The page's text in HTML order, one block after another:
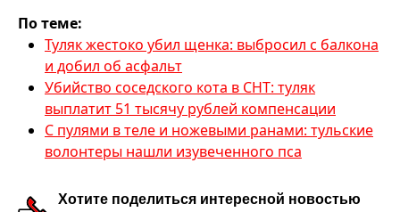
По теме:
Туляк жестоко убил щенка: выбросил с балкона
и добил об асфальт
Убийство соседского кота в СНТ: туляк
выплатит 51 тысячу рублей компенсации
С пулями в теле и ножевыми ранами: тульские
волонтеры нашли изувеченного пса
Хотите поделиться интересной новостью